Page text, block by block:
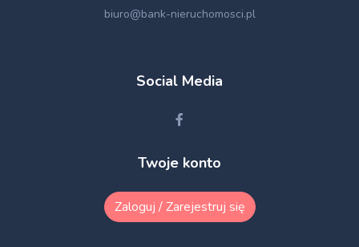
biuro@bank-nieruchomosci.pl
Social Media
Twoje konto
Zaloguj / Zarejestruj się